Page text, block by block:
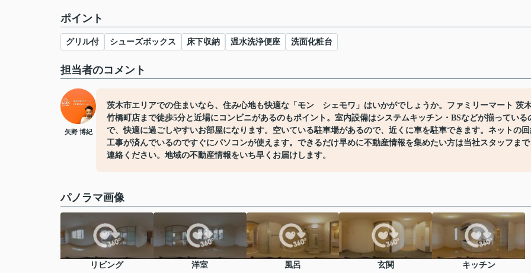
ポイント
グリル付 シューズボックス 床下収納 温水洗浄便座 洗面化粧台
担当者のコメント
矢野 博紀
茨木市エリアでの住まいなら、住み心地も快適な「モン シェモワ」はいかがでしょうか。ファミリーマート 茨
竹橋町店まで徒歩5分と近場にコンビニがあるのもポイント。室内設備はシステムキッチン・BSなどが揃っている
で、快適に過ごしやすいお部屋になります。空いている駐車場があるので、近くに車を駐車できます。ネットの
工事が済んでいるのですぐにパソコンが使えます。できるだけ早めに不動産情報を集めたい方は当社スタッフま
連絡ください。地域の不動産情報をいち早くお届けします。
パノラマ画像
リビング 洋室 風呂 玄関 キッチン